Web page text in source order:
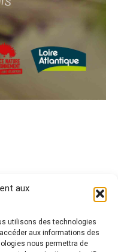
aux
utilisons des technologies
aux informations des
nous permettra de